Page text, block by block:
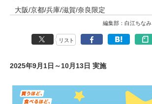
大阪/京都/兵庫/滋賀/奈良限定
編集部：白江ちなみ
リスト
2025年9月1日～10月13日 実施